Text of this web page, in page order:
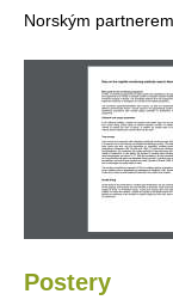
Norským
Postery